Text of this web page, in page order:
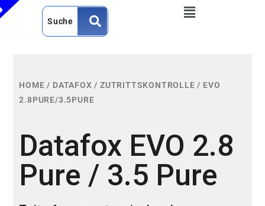
HOME / DATAFOX /ZUTRITTSKONTROLLE / EVO
2.8PURE/3.5PURE
Datafox EVO 2.8
Pure / 3.5 Pure